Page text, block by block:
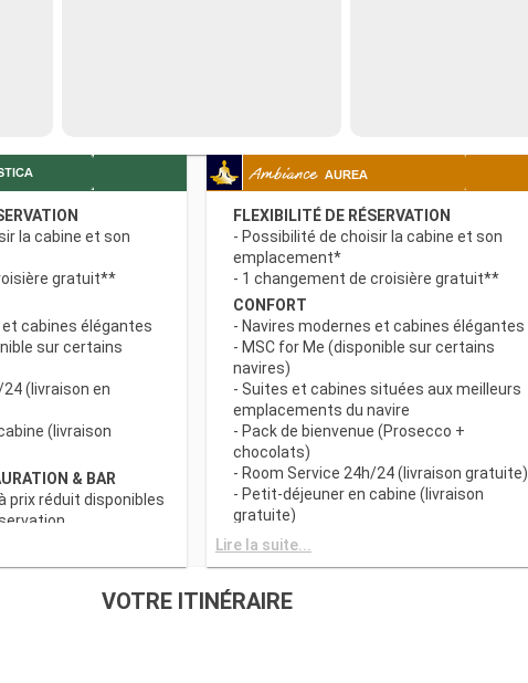
la cabine et son
gratuit**
cabines élégantes
sur certains
(livraison en
(livraison
& BAR
prix réduit disponibles
de spécialités
FLEXIBILITÉ DE RÉSERVATION
- Possibilité de choisir la cabine et son
emplacement*
- 1 changement de croisière gratuit**
CONFORT
- Navires modernes et cabines élégantes
- MSC for Me (disponible sur certains
navires)
- Suites et cabines situées aux meilleurs
emplacements du navire
- Pack de bienvenue (Prosecco +
chocolats)
- Room Service 24h/24 (livraison gratuite)
- Petit-déjeuner en cabine (livraison
gratuite)
AVANTAGES RESTAURATION & BAR
- Buffet avec grand choix de spécialités
Lire la suite...
VOTRE ITINÉRAIRE